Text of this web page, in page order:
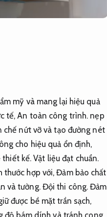
mỹ và mang lại hiệu quả
tế, An toàn công trình. nẹp
chế nứt vỡ và tạo đường nét
cho hiệu quả ổn định,
thiết kế.Vật liệu đạt chuẩn.
thước hợp với,Đảm bảo chất
và tường. Đội thi công. Đảm
được bề mặt trần sạch,
độ bám dính và tránh cong